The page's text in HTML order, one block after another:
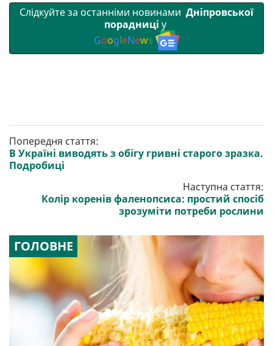
Слідкуйте за останніми новинами Дніпровської
порадниці у
GoogleNews
Попередня стаття:
В Україні виводять з обігу гривні старого зразка.
Подробиці
Наступна стаття:
Колір коренів фаленопсиса: простий спосіб
зрозуміти потреби рослини
ГОЛОВНЕ